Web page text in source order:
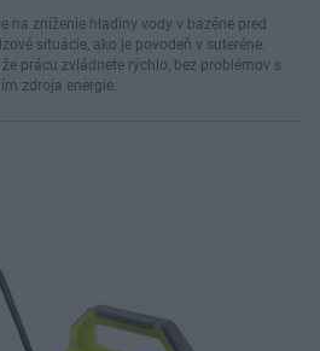
na zníženie hladiny vody v bazéne pred
situácie, ako je povodeň v suteréne.
prácu zvládnete rýchlo, bez problémov s
zdroja energie.